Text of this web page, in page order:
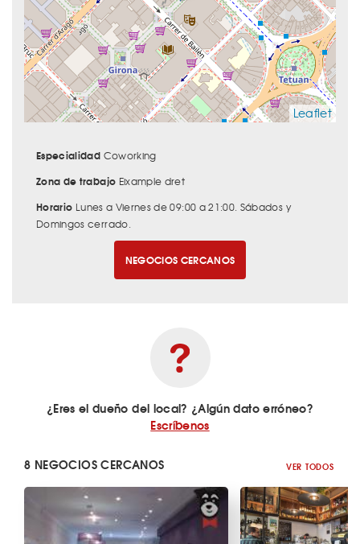
Leaflet
Especialidad Coworking
Zona de trabajo Eixample dret
Horario Lunes a Viernes de 09:00 a 21:00. Sábados y
Domingos cerrado.
NEGOCIOS CERCANOS
¿Eres el dueño del local? ¿Algún dato erróneo?
Escríbenos
8 NEGOCIOS CERCANOS VER TODOS